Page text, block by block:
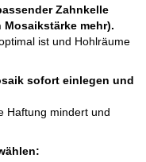
Zahnkelle
Mosaikstärke mehr).
ist und Hohlräume
sofort einlegen und
Haftung mindert und